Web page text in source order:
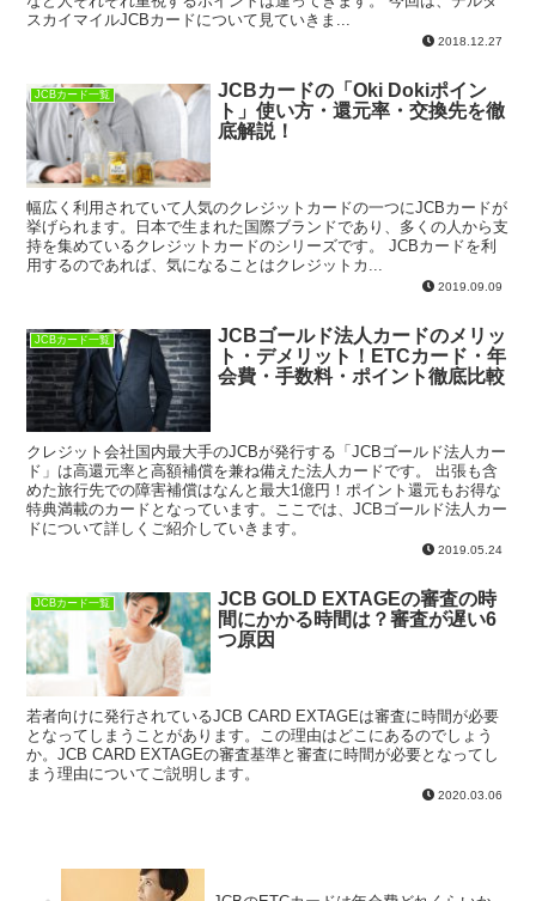
スカイマイルJCBカードについて見ていきま...
2018.12.27
JCBカード一覧
JCBカードの「Oki Dokiポイン
ト」使い方・還元率・交換先を徹
底解説！
幅広く利用されていて人気のクレジットカードの一つにJCBカードが
挙げられます。日本で生まれた国際ブランドであり、多くの人から支
持を集めているクレジットカードのシリーズです。 JCBカードを利
用するのであれば、気になることはクレジットカ...
2019.09.09
JCBカード一覧
JCBゴールド法人カードのメリッ
ト・デメリット！ETCカード・年
会費・手数料・ポイント徹底比較
クレジット会社国内最大手のJCBが発行する「JCBゴールド法人カー
ド」は高還元率と高額補償を兼ね備えた法人カードです。 出張も含
めた旅行先での障害補償はなんと最大1億円！ポイント還元もお得な
特典満載のカードとなっています。ここでは、JCBゴールド法人カー
ドについて詳しくご紹介していきます。
2019.05.24
JCBカード一覧
JCB GOLD EXTAGEの審査の時
間にかかる時間は？審査が遅い6
つ原因
若者向けに発行されているJCB CARD EXTAGEは審査に時間が必要
となってしまうことがあります。この理由はどこにあるのでしょう
か。JCB CARD EXTAGEの審査基準と審査に時間が必要となってし
まう理由についてご説明します。
2020.03.06